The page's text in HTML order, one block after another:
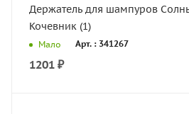
Держатель для шампуров
Кочевник (1)
Мало Арт. : 341267
1201 ₽